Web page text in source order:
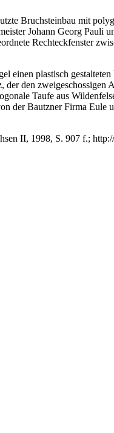
Bruchsteinbau mit
Johann Georg Pauli
Rechteckfenster
einen plastisch
den zweigeschossigen
Taufe aus
der Bautzner Firma Eule
II, 1998, S. 907 f.;